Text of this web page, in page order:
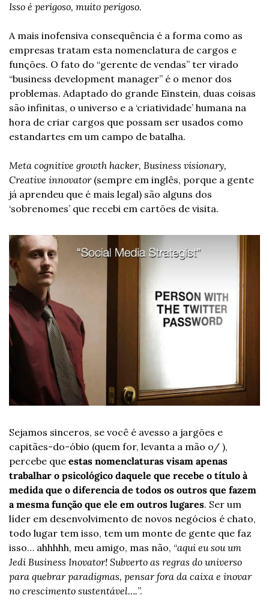
Isso é perigoso, muito perigoso.
A mais inofensiva consequência é a forma como as
empresas tratam esta nomenclatura de cargos e
funções. O fato do “gerente de vendas” ter virado
“business development manager” é o menor dos
problemas. Adaptado do grande Einstein, duas coisas
são infinitas, o universo e a ‘criatividade’ humana na
hora de criar cargos que possam ser usados como
estandartes em um campo de batalha.
Meta cognitive growth hacker, Business visionary,
Creative innovator (sempre em inglês, porque a gente
já aprendeu que é mais legal) são alguns dos
‘sobrenomes’ que recebi em cartões de visita.
Sejamos sinceros, se você é avesso a jargões e
capitães-do-óbio (quem for, levanta a mão o/ ),
percebe que estas nomenclaturas visam apenas
trabalhar o psicológico daquele que recebe o título à
medida que o diferencia de todos os outros que fazem
a mesma função que ele em outros lugares. Ser um
líder em desenvolvimento de novos negócios é chato,
todo lugar tem isso, tem um monte de gente que faz
isso… ahhhhh, meu amigo, mas não, “aqui eu sou um
Jedi Business Inovator! Subverto as regras do universo
para quebrar paradigmas, pensar fora da caixa e inovar
no crescimento sustentável….”.